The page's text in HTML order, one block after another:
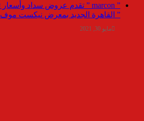
” القاهرة الجديد بمعرض نيكست موف
مايو 30, 2021